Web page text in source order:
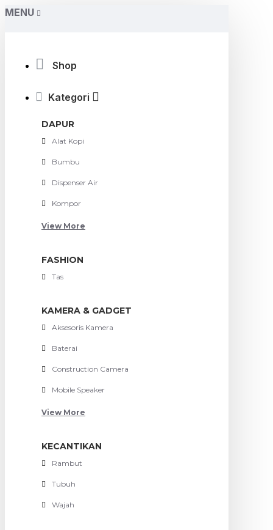
MENU
Shop
Kategori
DAPUR
Alat Kopi
Bumbu
Dispenser Air
Kompor
View More
FASHION
Tas
KAMERA & GADGET
Aksesoris Kamera
Baterai
Construction Camera
Mobile Speaker
View More
KECANTIKAN
Rambut
Tubuh
Wajah